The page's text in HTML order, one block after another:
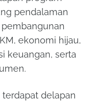
pendalaman
ekonomi hijau,
keuangan, serta
delapan